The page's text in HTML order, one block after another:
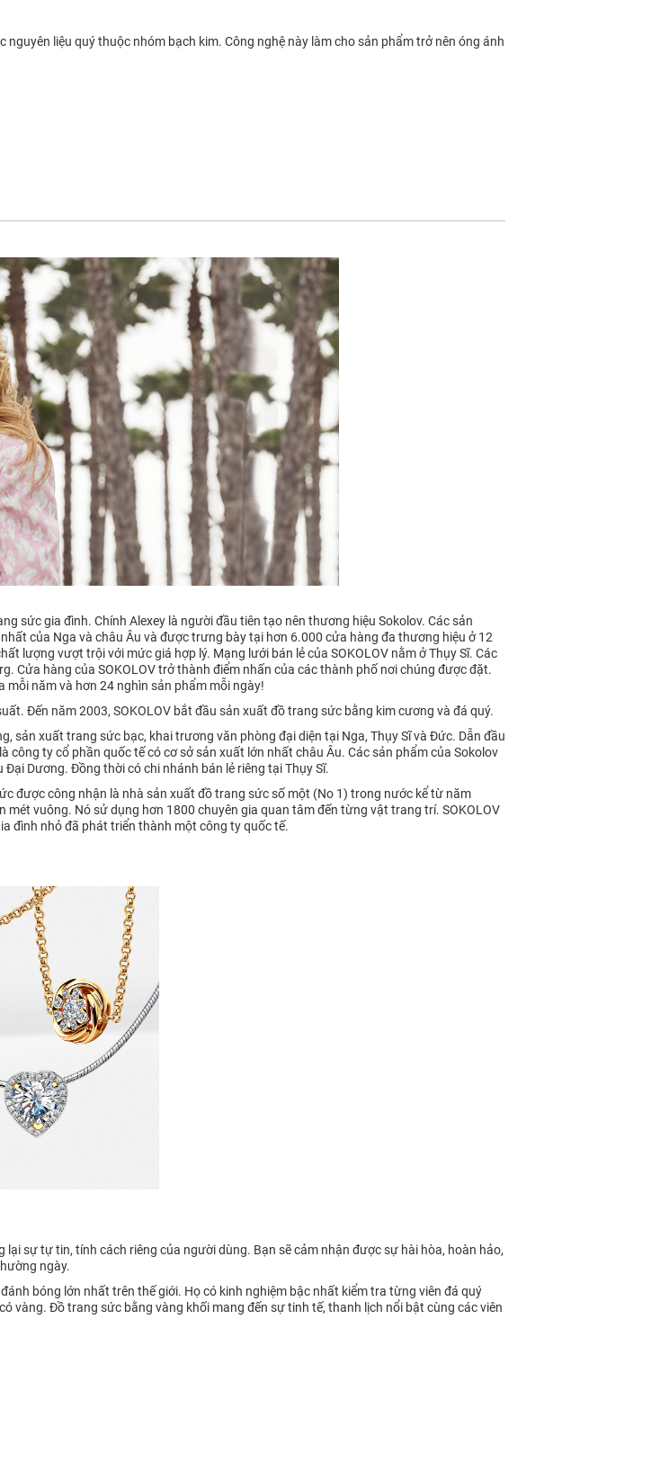
liệu quý thuộc nhóm bạch kim. Công nghệ này làm cho sản phẩm trở nên óng ánh
sức gia đình. Chính Alexey là người đầu tiên tạo nên thương hiệu Sokolov. Các sản
của Nga và châu Âu và được trưng bày tại hơn 6.000 cửa hàng đa thương hiệu ở 12
lượng vượt trội với mức giá hợp lý. Mạng lưới bán lẻ của SOKOLOV nằm ở Thụy Sĩ. Các
Cửa hàng của SOKOLOV trở thành điểm nhấn của các thành phố nơi chúng được đặt.
năm và hơn 24 nghìn sản phẩm mỗi ngày!
Đến năm 2003, SOKOLOV bắt đầu sản xuất đồ trang sức bằng kim cương và đá quý.
sản xuất trang sức bạc, khai trương văn phòng đại diện tại Nga, Thụy Sĩ và Đức. Dẫn đầu
ty cổ phần quốc tế có cơ sở sản xuất lớn nhất châu Âu. Các sản phẩm của Sokolov
Dương. Đồng thời có chi nhánh bán lẻ riêng tại Thụy Sĩ.
được công nhận là nhà sản xuất đồ trang sức số một (No 1) trong nước kể từ năm
vuông. Nó sử dụng hơn 1800 chuyên gia quan tâm đến từng vật trang trí. SOKOLOV
đình nhỏ đã phát triển thành một công ty quốc tế.
sự tự tin, tính cách riêng của người dùng. Bạn sẽ cảm nhận được sự hài hòa, hoàn hảo,
ngày.
bóng lớn nhất trên thế giới. Họ có kinh nghiệm bậc nhất kiểm tra từng viên đá quý
vàng. Đồ trang sức bằng vàng khối mang đến sự tinh tế, thanh lịch nổi bật cùng các viên